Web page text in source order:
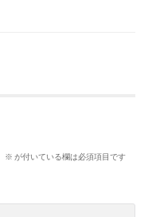
※ が付いている欄は必須項目です